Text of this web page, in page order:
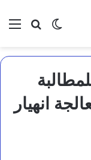
بحثالوضع
انهيار